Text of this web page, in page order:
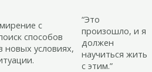
с
способов
условиях,
“Это
произошло, и я
должен
научиться жить
с этим.”